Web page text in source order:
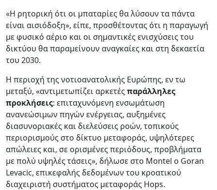
«Η ρητορική ότι οι μπαταρίες θα λύσουν τα πάντα
είναι αισιόδοξη», είπε, προσθέτοντας ότι η παραγωγή
με φυσικό αέριο και οι σημαντικές ενισχύσεις του
δικτύου θα παραμείνουν αναγκαίες και στη δεκαετία
του 2030.
Η περιοχή της νοτιοανατολικής Ευρώπης, εν τω
μεταξύ, «αντιμετωπίζει αρκετέςπαράλληλες
προκλήσεις: επιταχυνόμενη ενσωμάτωση
ανανεώσιμων πηγών ενέργειας, αυξημένες
διασυνοριακές και διελεύσεις ροών, τοπικούς
περιορισμούς στο δίκτυο μεταφοράς, υψηλότερες
απώλειες και, σε ορισμένες περιόδους, προβλήματα
με πολύ υψηλές τάσεις», δήλωσε στο Montel ο Goran
Levacic, επικεφαλής δεδομένων του κροατικού
διαχειριστή συστήματος μεταφοράς Hops.